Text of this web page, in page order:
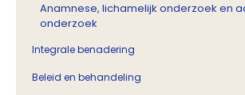
Anamnese, lichamelijk onderzoek en
onderzoek
Integrale benadering
Beleid en behandeling